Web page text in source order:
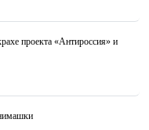
проекта «Антироссия» и